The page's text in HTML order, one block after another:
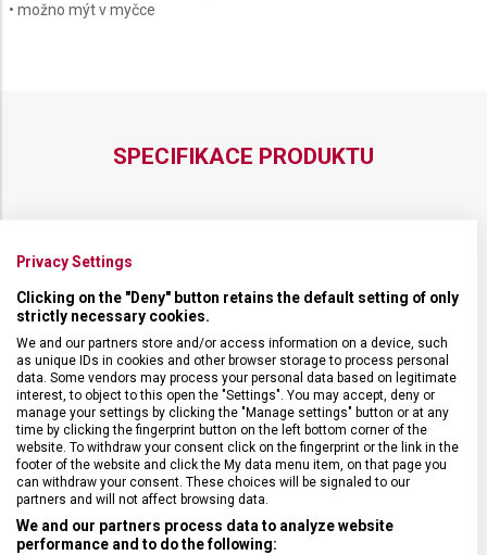
• možno mýt v myčce
SPECIFIKACE PRODUKTU
DRUH ZBOŽÍ
ZÁRUKA
HMOTNOST 185 g
TYP OSTŘÍ Dutý výbrus
MATERIÁL RUKOJETI Termoplast (TPE)
Privacy Settings
Clicking on the "Deny" button retains the default setting of only
strictly necessary cookies.
We and our partners store and/or access information on a device, such
as unique IDs in cookies and other browser storage to process personal
data. Some vendors may process your personal data based on legitimate
interest, to object to this open the "Settings". You may accept, deny or
manage your settings by clicking the "Manage settings" button or at any
time by clicking the fingerprint button on the left bottom corner of the
website. To withdraw your consent click on the fingerprint or the link in the
footer of the website and click the My data menu item, on that page you
can withdraw your consent. These choices will be signaled to our
partners and will not affect browsing data.
We and our partners process data to analyze website
performance and to do the following: